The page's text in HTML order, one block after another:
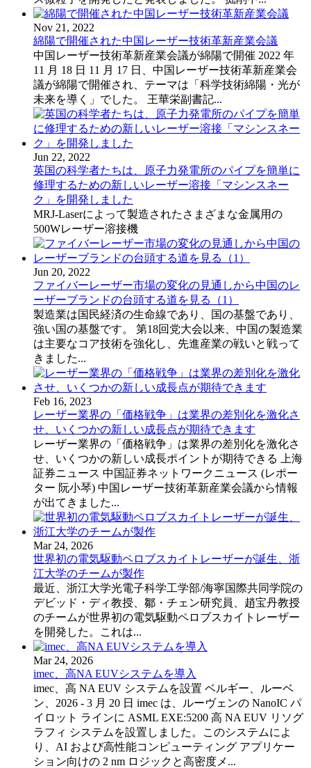
Nov 21, 2022
綿陽で開催された中国レーザー技術革新産業会議
中国レーザー技術革新産業会議が綿陽で開催 2022 年
11 月 18 日 11 月 17 日、中国レーザー技術革新産業会
議が綿陽で開催され、テーマは「科学技術綿陽・光が
未来を導く」でした。 王華栄副書記...
Jun 22, 2022
英国の科学者たちは、原子力発電所のパイプを簡単に
修理するための新しいレーザー溶接「マシンスネー
ク」を開発しました
MRJ-Laserによって製造されたさまざまな金属用の
500Wレーザー溶接機
Jun 20, 2022
ファイバーレーザー市場の変化の見通しから中国のレ
ーザーブランドの台頭する道を見る（1）
製造業は国民経済の生命線であり、国の基盤であり、
強い国の基盤です。 第18回党大会以来、中国の製造業
は主要なコア技術を強化し、先進産業の戦いと戦って
きました...
Feb 16, 2023
レーザー業界の「価格戦争」は業界の差別化を激化さ
せ、いくつかの新しい成長点が期待できます
レーザー業界の「価格戦争」は業界の差別化を激化さ
せ、いくつかの新しい成長ポイントが期待できる 上海
証券ニュース 中国証券ネットワークニュース (レポー
ター 阮小琴) 中国レーザー技術革新産業会議から情報
が出てきました...
Mar 24, 2026
世界初の電気駆動ペロブスカイトレーザーが誕生、浙
江大学のチームが製作
最近、浙江大学光電子科学工学部/海寧国際共同学院の
デビッド・ディ教授、鄒・チェン研究員、趙宝丹教授
のチームが世界初の電気駆動ペロブスカイトレーザー
を開発した。これは...
Mar 24, 2026
imec、高NA EUVシステムを導入
imec、高 NA EUV システムを設置 ベルギー、ルーベ
ン、2026 - 3 月 20 日 imec は、ルーヴェンの NanoIC パ
イロット ラインに ASML EXE:5200 高 NA EUV リソグ
ラフィ システムを設置しました。このシステムによ
り、AI および高性能コンピューティング アプリケー
ション向けの 2 nm ロジックと高密度メ...